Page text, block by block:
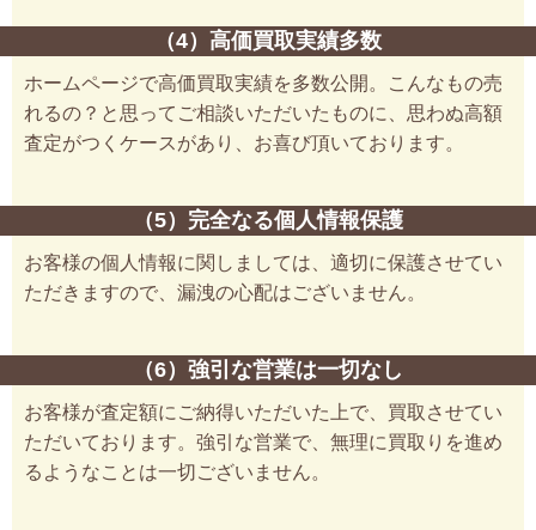
（4）高価買取実績多数
ホームページで高価買取実績を多数公開。こんなもの売
れるの？と思ってご相談いただいたものに、思わぬ高額
査定がつくケースがあり、お喜び頂いております。
（5）完全なる個人情報保護
お客様の個人情報に関しましては、適切に保護させてい
ただきますので、漏洩の心配はございません。
（6）強引な営業は一切なし
お客様が査定額にご納得いただいた上で、買取させてい
ただいております。強引な営業で、無理に買取りを進め
るようなことは一切ございません。